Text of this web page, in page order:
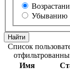
Убыванию
Список
Имя